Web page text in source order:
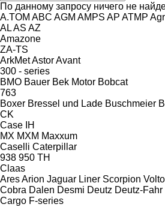
По данному запросу ничего не
A.TOM ABC AGM AMPS AP ATMP
ALAS AZ
Amazone
ZA-TS
ArkMetAstorAvant
300 - series
BMO Bauer Bek Motor Bobcat
763
Boxer Bressel und Lade Buschmeier
CK
Case IH
MX MXM Maxxum
Caselli Caterpillar
938 950 TH
Claas
AresArion Jaguar Liner Scorpion Volto
Cobra Dalen Desmi Deutz Deutz-Fahr
Cargo F-series